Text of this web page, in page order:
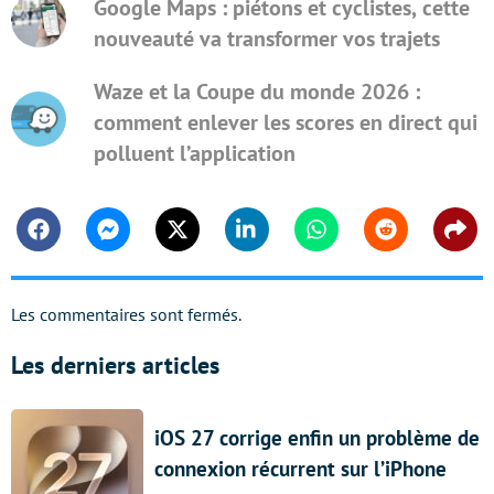
Google Maps : piétons et cyclistes, cette
nouveauté va transformer vos trajets
Waze et la Coupe du monde 2026 :
comment enlever les scores en direct qui
polluent l’application
FacebookMessengerTwitter Linkedin WhatsappReddit
Les commentaires sont fermés.
Les derniers articles
iOS 27 corrige enfin un problème de
connexion récurrent sur l’iPhone